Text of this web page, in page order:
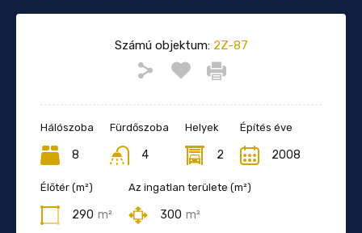
Számú objektum:2Z-87
Hálószoba
8
Fürdőszoba
4
Helyek
2
Építés éve
2008
Élőtér (m²)
290 m²
Az ingatlan területe (m²)
300 m²